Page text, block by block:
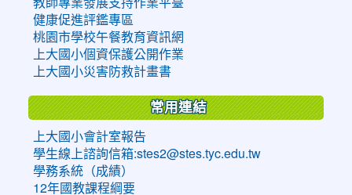
健康促進評鑑專區
桃園市學校午餐教育資訊網
上大國小個資保護公開作業
上大國小災害防救計畫書
常用連結
上大國小會計室報告
學生線上諮詢信箱:stes2@stes.tyc.edu.tw
學務系統（成績）
12年國教課程綱要